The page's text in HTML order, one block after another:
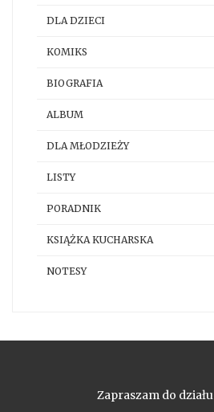
DLA DZIECI
KOMIKS
BIOGRAFIA
ALBUM
DLA MŁODZIEŻY
LISTY
PORADNIK
KSIĄŻKA KUCHARSKA
NOTESY
Zapraszam do działu